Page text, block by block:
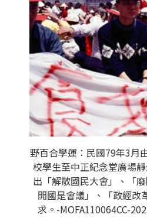
野百合學運：民國79年3月
校學生至中正紀念堂廣場
出「解散國民大會」、「
開國是會議」、「政經改
求。-MOFA110064CC-